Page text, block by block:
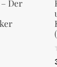
Der